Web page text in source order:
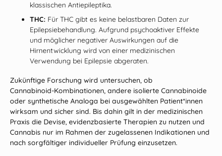
klassischen Antiepileptika.
THC: Für THC gibt es keine belastbaren Daten zur
Epilepsiebehandlung. Aufgrund psychoaktiver Effekte
und möglicher negativer Auswirkungen auf die
Hirnentwicklung wird von einer medizinischen
Verwendung bei Epilepsie abgeraten.
Zukünftige Forschung wird untersuchen, ob
Cannabinoid‑Kombinationen, andere isolierte Cannabinoide
oder synthetische Analoga bei ausgewählten Patient*innen
wirksam und sicher sind. Bis dahin gilt in der medizinischen
Praxis die Devise, evidenzbasierte Therapien zu nutzen und
Cannabis nur im Rahmen der zugelassenen Indikationen und
nach sorgfältiger individueller Prüfung einzusetzen.